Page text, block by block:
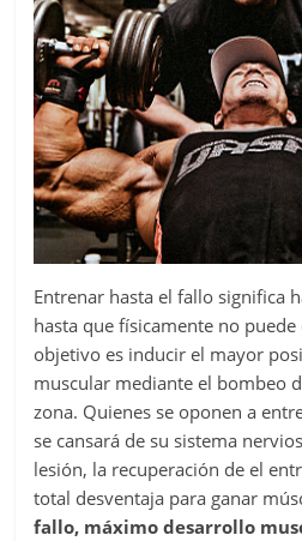
Entrenar hasta el fallo significa
hasta que físicamente no
objetivo es inducir el mayor
muscular mediante el bombeo
zona. Quienes se oponen a
se cansará de su sistema
lesión, la recuperación de el
total desventaja para ganar
fallo, máximo desarrollo